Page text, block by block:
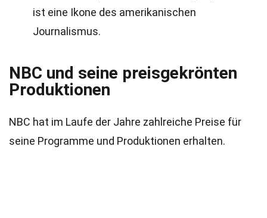
ist eine Ikone des amerikanischen
Journalismus.
NBC und seine preisgekrönten
Produktionen
NBC hat im Laufe der Jahre zahlreiche Preise für
seine Programme und Produktionen erhalten.